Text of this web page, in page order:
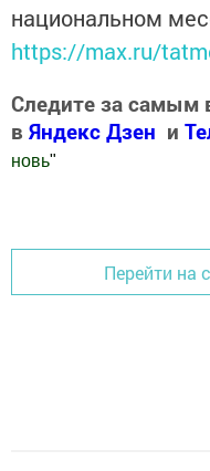
национальном
https://max.ru/
Следите за
в Яндекс Дзен и
новь"
Перейти на